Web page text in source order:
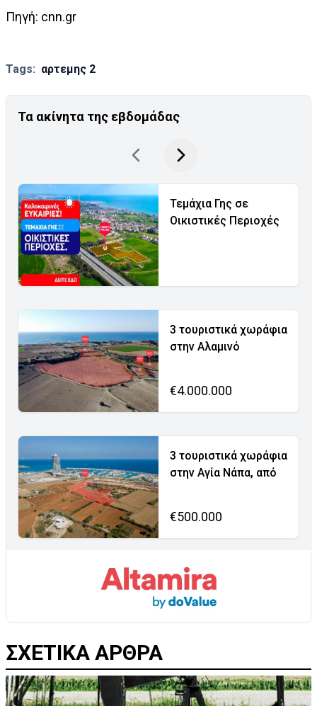
Πηγή: cnn.gr
Tags: αρτεμης 2
Τα ακίνητα της εβδομάδας
Τεμάχια Γης σε
Οικιστικές Περιοχές
3 τουριστικά χωράφια
στην Αλαμινό
€4.000.000
3 τουριστικά χωράφια
στην Αγία Νάπα, από
€500.000
ΣΧΕΤΙΚΑ ΑΡΘΡΑ